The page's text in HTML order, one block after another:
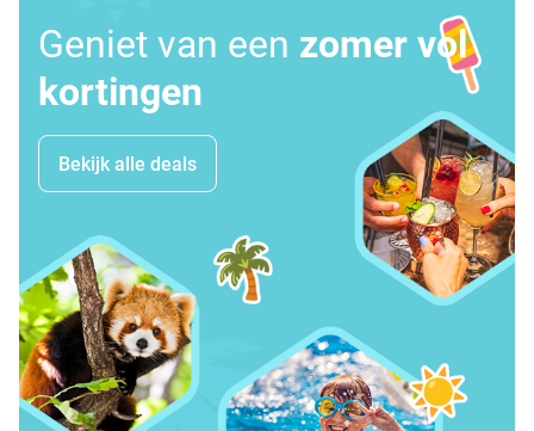
Geniet van een zomer vol
kortingen
Bekijk alle deals